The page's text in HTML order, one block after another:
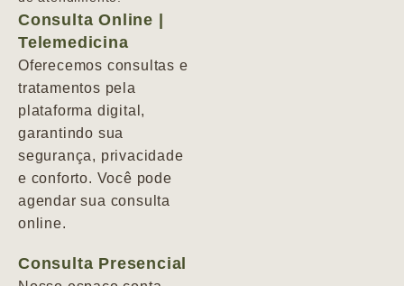
Consulta Online |
Telemedicina
Oferecemos consultas e
tratamentos pela
plataforma digital,
garantindo sua
segurança, privacidade
e conforto. Você pode
agendar sua consulta
online.
Consulta Presencial